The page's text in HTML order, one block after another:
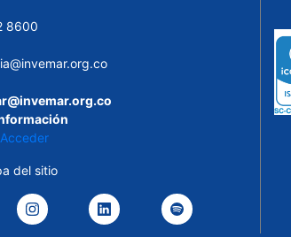
8600
Acceder
del sitio